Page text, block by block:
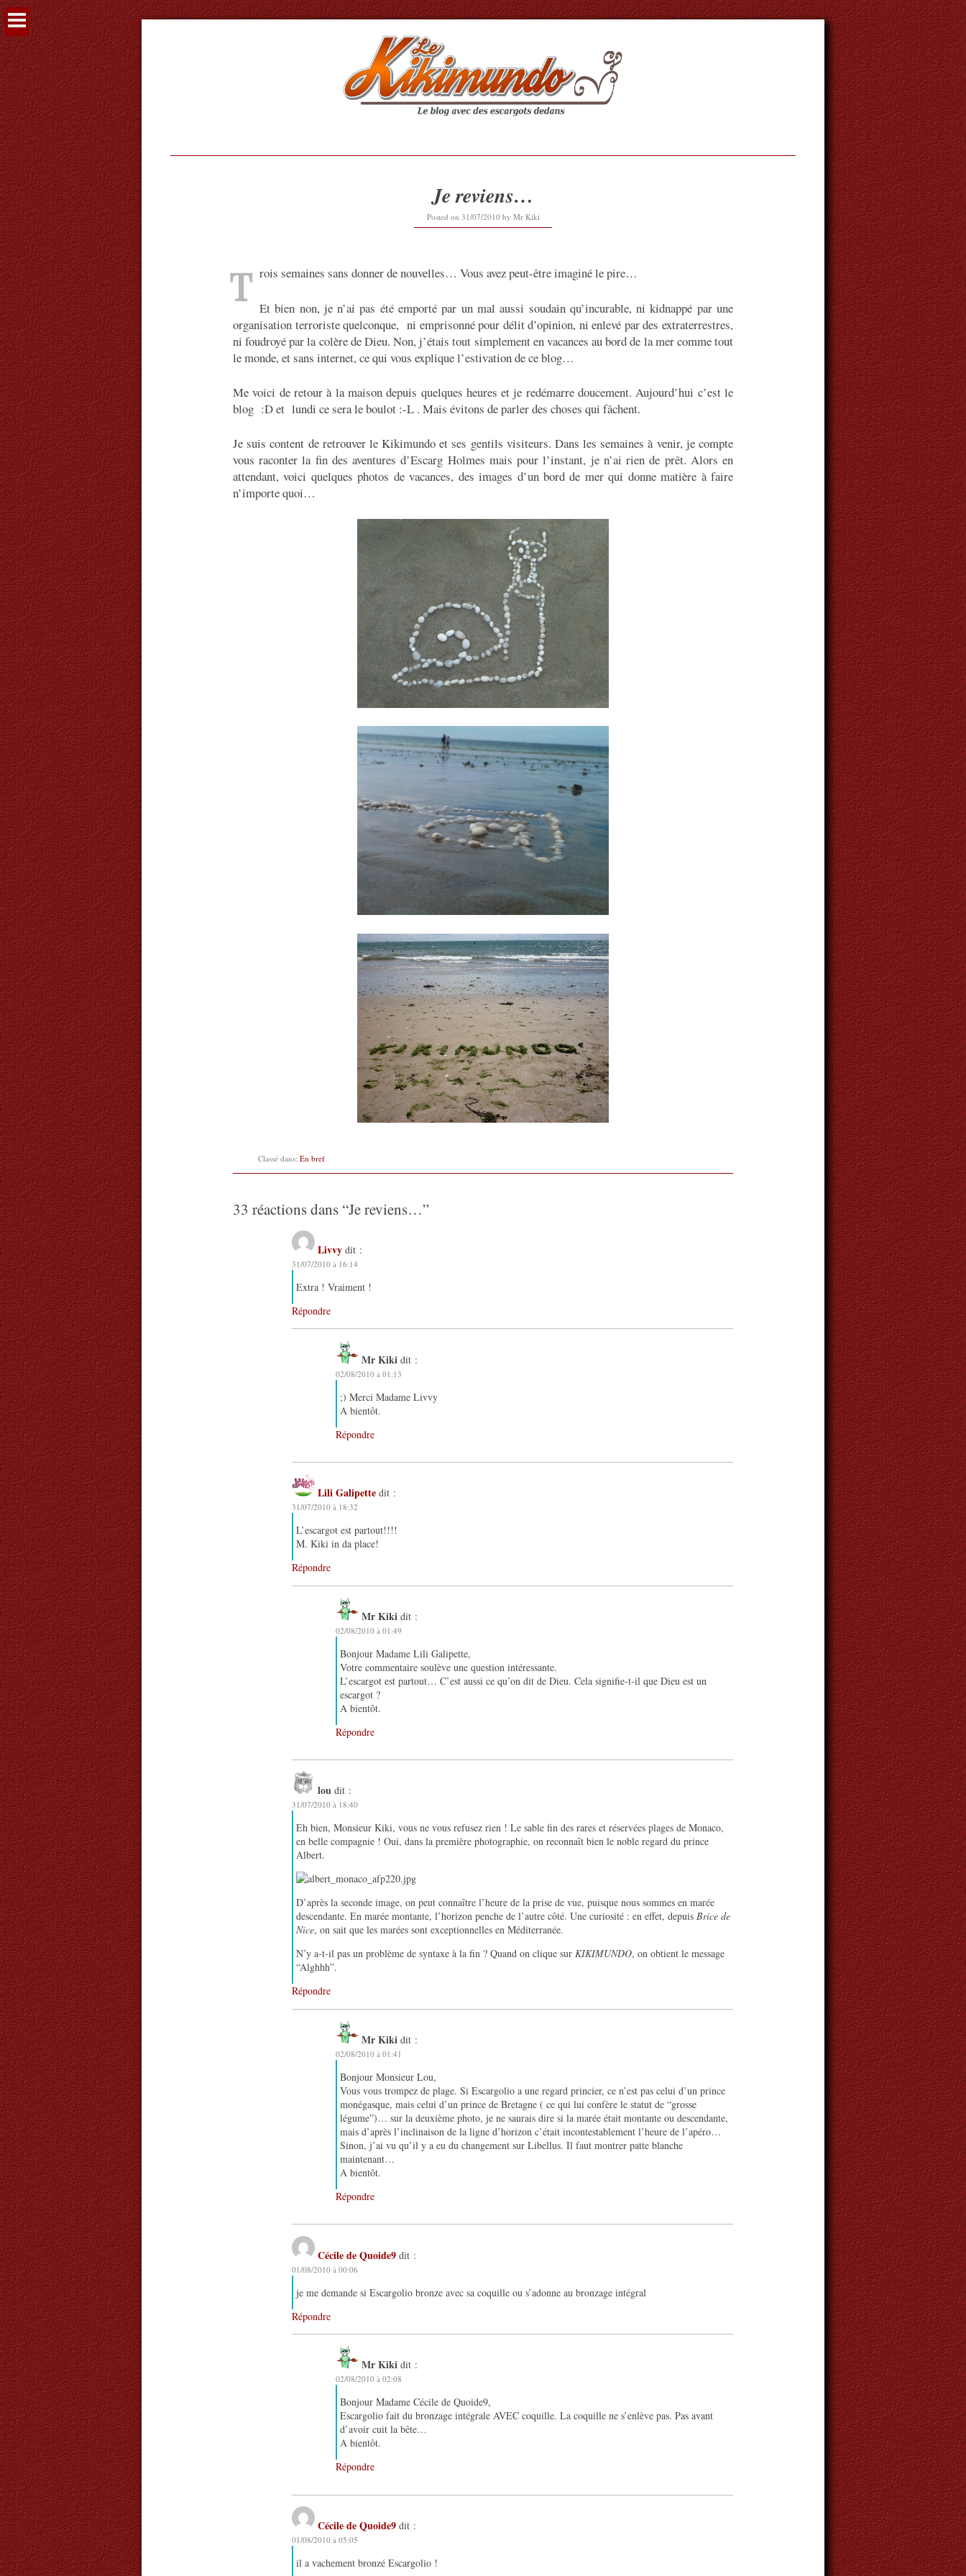
Voir
le
contenu
Je reviens…
Posted on 31/07/2010by Mr Kiki
T rois semaines sans donner de nouvelles… Vous avez peut-être imaginé le pire…
Et bien non, je n’ai pas été emporté par un mal aussi soudain qu’incurable, ni kidnappé par une
organisation terroriste quelconque, ni emprisonné pour délit d’opinion, ni enlevé par des extraterrestres,
ni foudroyé par la colère de Dieu. Non, j’étais tout simplement en vacances au bord de la mer comme tout
le monde, et sans internet, ce qui vous explique l’estivation de ce blog…
Me voici de retour à la maison depuis quelques heures et je redémarre doucement. Aujourd’hui c’est le
blog :D et lundi ce sera le boulot :-L . Mais évitons de parler des choses qui fâchent.
Je suis content de retrouver le Kikimundo et ses gentils visiteurs. Dans les semaines à venir, je compte
vous raconter la fin des aventures d’Escarg Holmes mais pour l’instant, je n’ai rien de prêt. Alors en
attendant, voici quelques photos de vacances, des images d’un bord de mer qui donne matière à faire
n’importe quoi…
Classé dans: En bref
33 réactions dans “Je reviens…”
Livvy dit :
31/07/2010 à 16:14
Extra ! Vraiment !
Répondre
Mr Kiki dit :
02/08/2010 à 01:13
;) Merci Madame Livvy
A bientôt.
Répondre
Lili Galipette dit :
31/07/2010 à 18:32
L’escargot est partout!!!!
M. Kiki in da place!
Répondre
Mr Kiki dit :
02/08/2010 à 01:49
Bonjour Madame Lili Galipette,
Votre commentaire soulève une question intéressante.
L’escargot est partout… C’est aussi ce qu’on dit de Dieu. Cela signifie-t-il que Dieu est un
escargot ?
A bientôt.
Répondre
lou dit :
31/07/2010 à 18:40
Eh bien, Monsieur Kiki, vous ne vous refusez rien ! Le sable fin des rares et réservées plages de Monaco,
en belle compagnie ! Oui, dans la première photographie, on reconnaît bien le noble regard du prince
Albert.
D’après la seconde image, on peut connaître l’heure de la prise de vue, puisque nous sommes en marée
descendante. En marée montante, l’horizon penche de l’autre côté. Une curiosité : en effet, depuis Brice de
Nice, on sait que les marées sont exceptionnelles en Méditerranée.
N’y a-t-il pas un problème de syntaxe à la fin ? Quand on clique sur KIKIMUNDO, on obtient le message
“Alghhh”.
Répondre
Mr Kiki dit :
02/08/2010 à 01:41
Bonjour Monsieur Lou,
Vous vous trompez de plage. Si Escargolio a une regard princier, ce n’est pas celui d’un prince
monégasque, mais celui d’un prince de Bretagne ( ce qui lui confère le statut de “grosse
légume”)… sur la deuxième photo, je ne saurais dire si la marée était montante ou descendante,
mais d’après l’inclinaison de la ligne d’horizon c’était incontestablement l’heure de l’apéro…
Sinon, j’ai vu qu’il y a eu du changement sur Libellus. Il faut montrer patte blanche
maintenant…
A bientôt.
Répondre
Cécile de Quoide9 dit :
01/08/2010 à 00:06
je me demande si Escargolio bronze avec sa coquille ou s’adonne au bronzage intégral
Répondre
Mr Kiki dit :
02/08/2010 à 02:08
Bonjour Madame Cécile de Quoide9,
Escargolio fait du bronzage intégrale AVEC coquille. La coquille ne s’enlève pas. Pas avant
d’avoir cuit la bête…
A bientôt.
Répondre
Cécile de Quoide9 dit :
01/08/2010 à 05:05
il a vachement bronzé Escargolio !